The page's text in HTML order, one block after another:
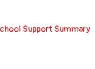
Support Summary